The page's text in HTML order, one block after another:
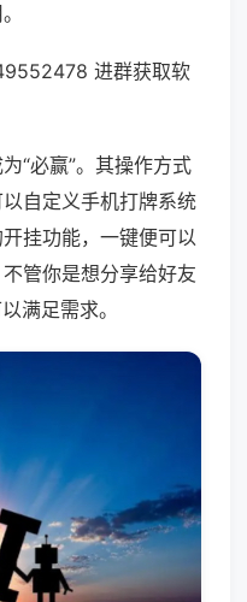
进群获取软
“必赢”。其操作方式
自定义手机打牌系统
挂功能，一键便可以
管你是想分享给好友
满足需求。